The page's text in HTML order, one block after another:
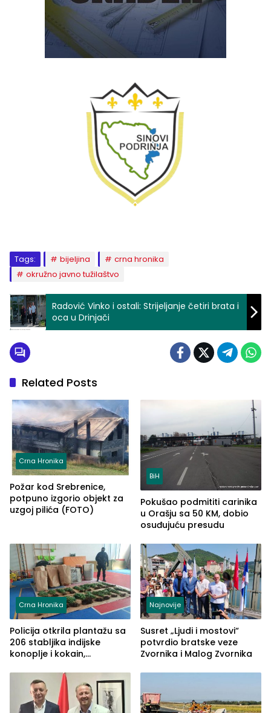
Tags: bijeljina
crna hronika
okružno javno tužilaštvo
Radović Vinko i ostali: Strijeljanje četiri brata i
oca u Drinjači
Related Posts
Crna Hronika
Požar kod Srebrenice,
potpuno izgorio objekt za
uzgoj pilića (FOTO)
BiH
Pokušao podmititi carinika
u Orašju sa 50 KM, dobio
osuđujuću presudu
Crna Hronika
Policija otkrila plantažu sa
206 stabljika indijske
konoplje i kokain,
(FOTO)
Najnovije
Susret „Ljudi i mostovi“
potvrdio bratske veze
Zvornika i Malog Zvornika